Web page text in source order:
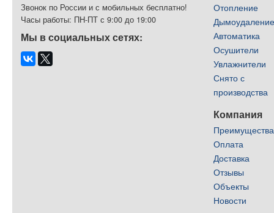
Звонок по России и с мобильных бесплатно!
Часы работы: ПН-ПТ с 9:00 до 19:00
Мы в социальных сетях:
Отопление
Автоматика
Осушители
Увлажнители
Снято с
производства
Компания
Преимущества
Оплата
Доставка
Отзывы
Объекты
Новости